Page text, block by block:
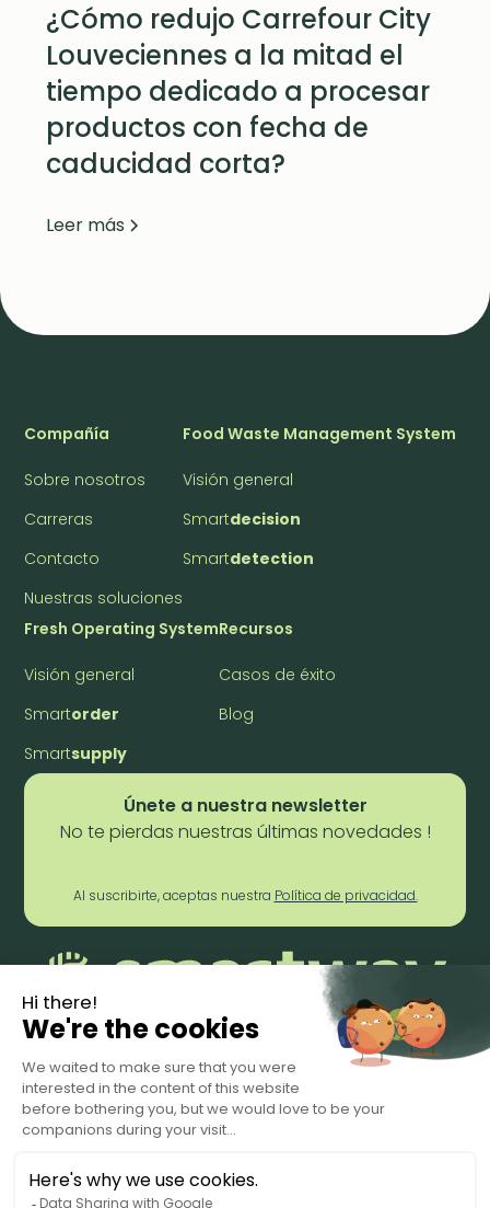
¿Cómo redujo Carrefour City
Louveciennes a la mitad el
tiempo dedicado a procesar
productos con fecha de
caducidad corta?
Leer más
Compañía
Sobre nosotros
Carreras
Contacto
Nuestras soluciones
Food Waste Management System
Visión general
Smartdecision
Smartdetection
Fresh Operating System
Visión general
Smartorder
Smartsupply
Recursos
Casos de éxito
Blog
Únete a nuestra newsletter
No te pierdas nuestras últimas novedades !
Al suscribirte, aceptas nuestra Política de privacidad.